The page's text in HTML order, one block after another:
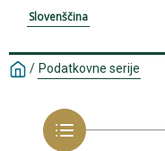
Slovenščina
/ Podatkovne serije